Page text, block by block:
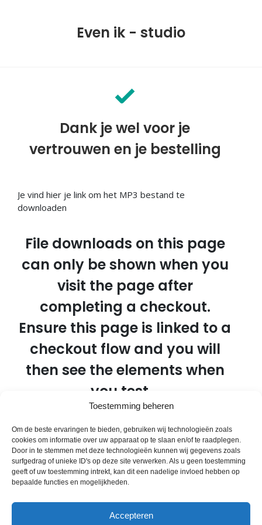
Toestemming beheren
Om de beste ervaringen te bieden, gebruiken wij technologieën zoals
cookies om informatie over uw apparaat op te slaan en/of te raadplegen.
Door in te stemmen met deze technologieën kunnen wij gegevens zoals
surfgedrag of unieke ID's op deze site verwerken. Als u geen toestemming
geeft of uw toestemming intrekt, kan dit een nadelige invloed hebben op
bepaalde functies en mogelijkheden.
Accepteren
Even ik - studio
Dank je wel voor je
vertrouwen en je bestelling
Je vind hier je link om het MP3 bestand te
downloaden
File downloads on this page
can only be shown when you
visit the page after
completing a checkout.
Ensure this page is linked to a
checkout flow and you will
then see the elements when
you test. .